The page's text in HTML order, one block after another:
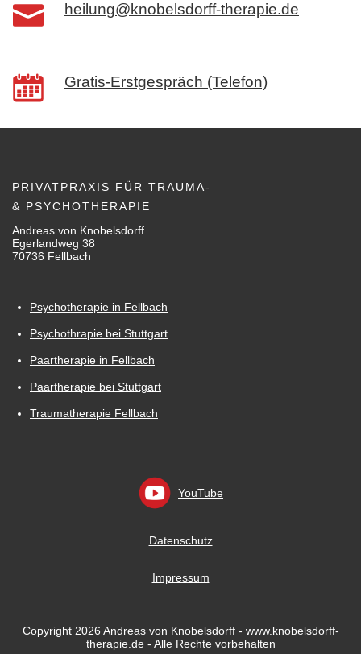
heilung@knobelsdorff-therapie.de
Gratis-Erstgespräch (Telefon)
PRIVATPRAXIS FÜR TRAUMA-
& PSYCHOTHERAPIE
Andreas von Knobelsdorff
Egerlandweg 38
70736 Fellbach
Psychotherapie in Fellbach
Psychothrapie bei Stuttgart
Paartherapie in Fellbach
Paartherapie bei Stuttgart
Traumatherapie Fellbach
Copyright 2026 Andreas von Knobelsdorff - www.knobelsdorff-
therapie.de - Alle Rechte vorbehalten
YouTube
Datenschutz
Impressum